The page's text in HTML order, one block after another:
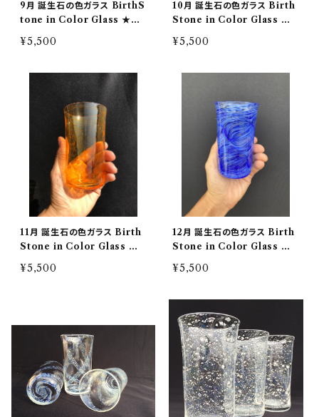
9月 誕生石の色ガラス BirthS
tone in Color Glass ★受
注制作★桐箱入り
¥5,500
10月 誕生石の色ガラス Birth
Stone in Color Glass ★
受注制作★桐箱入り
¥5,500
11月 誕生石の色ガラス Birth
Stone in Color Glass ★
受注制作★桐箱入り
¥5,500
12月 誕生石の色ガラス Birth
Stone in Color Glass ★
受注制作★桐箱入り
¥5,500